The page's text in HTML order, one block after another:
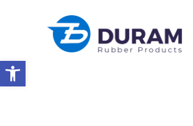
Abrir a barra de ferramentas